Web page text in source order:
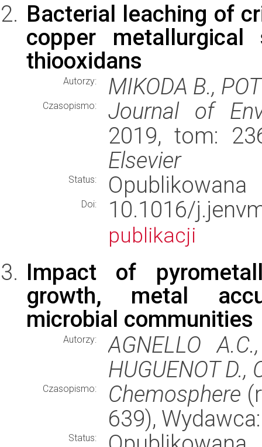
Bacterial leaching of
copper metallurgical
thiooxidans
Autorzy: MIKODA B.,
Czasopismo:
Journal of
2019, tom:
Elsevier
Status: Opublikowana
Doi: 10.1016/
publikacji
Impact of
growth, metal
microbial communities
Autorzy:
AGNELLO
HUGUENOT D.,
Czasopismo: Chemosphere
639),
Status: